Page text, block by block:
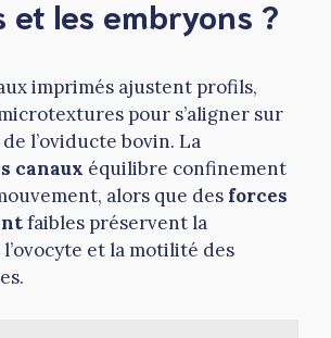
et les embryons ?
imprimés ajustent profils,
pour s’aligner sur
l’oviducte bovin. La
canaux équilibre confinement
alors que des forces
faibles préservent la
et la motilité des